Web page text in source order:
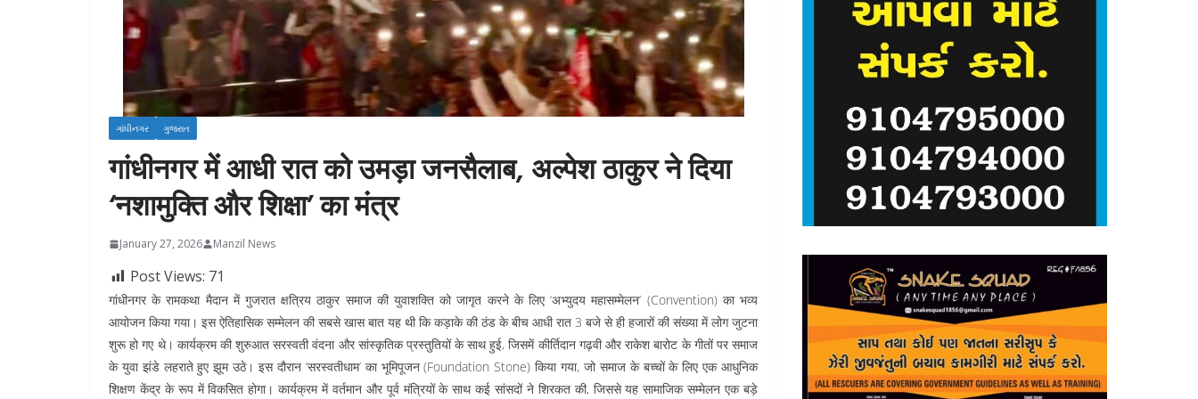
ગાંધીનગર ગુજરાત
गांधीनगर में आधी रात को उमड़ा जनसैलाब, अल्पेश ठाकुर ने दिया
‘नशामुक्ति और शिक्षा’ का मंत्र
January 27, 2026 Manzil News
Post Views: 71
गांधीनगर के रामकथा मैदान में गुजरात क्षत्रिय ठाकुर समाज की युवाशक्ति को जागृत करने के लिए ‘अभ्युदय महासम्मेलन’ (Convention) का भव्य
आयोजन किया गया। इस ऐतिहासिक सम्मेलन की सबसे खास बात यह थी कि कड़ाके की ठंड के बीच आधी रात 3 बजे से ही हजारों की संख्या में लोग जुटना
शुरू हो गए थे। कार्यक्रम की शुरुआत सरस्वती वंदना और सांस्कृतिक प्रस्तुतियों के साथ हुई, जिसमें कीर्तिदान गढ़वी और राकेश बारोट के गीतों पर समाज
के युवा झंडे लहराते हुए झूम उठे। इस दौरान ‘सरस्वतीधाम’ का भूमिपूजन (Foundation Stone) किया गया, जो समाज के बच्चों के लिए एक आधुनिक
शिक्षण केंद्र के रूप में विकसित होगा। कार्यक्रम में वर्तमान और पूर्व मंत्रियों के साथ कई सांसदों ने शिरकत की, जिससे यह सामाजिक सम्मेलन एक बड़े